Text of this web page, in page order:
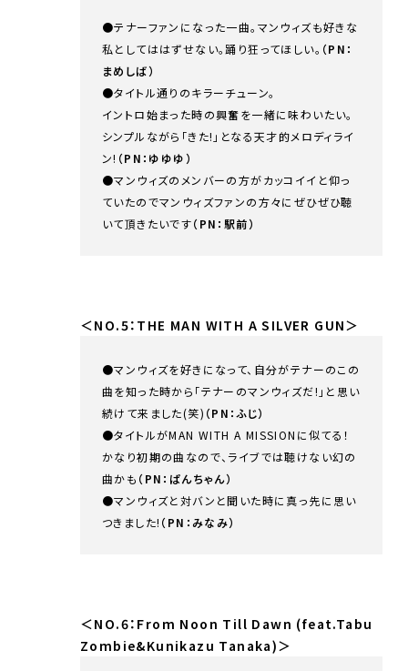
●テナーファンになった一曲。マンウィズも好きな
私としてははずせない。踊り狂ってほしい。 （PN：
まめしば）
●タイトル通りのキラーチューン。
イントロ始まった時の興奮を一緒に味わいたい。
シンプルながら「きた!」となる天才的メロディライ
ン! （PN：ゆゆゆ）
●マンウィズのメンバーの方がカッコイイと仰っ
ていたのでマンウィズファンの方々にぜひぜひ聴
いて頂きたいです（PN：駅前）
＜NO.5：THE MAN WITH A SILVER GUN＞
●マンウィズを好きになって、自分がテナーのこの
曲を知った時から「テナーのマンウィズだ!」と思い
続けて来ました(笑) （PN：ふじ）
●タイトルがMAN WITH A MISSIONに似てる！
かなり初期の曲なので、ライブでは聴けない幻の
曲かも （PN：ぱんちゃん）
●マンウィズと対バンと聞いた時に真っ先に思い
つきました! （PN：みなみ）
＜NO.6：From Noon Till Dawn (feat.Tabu
Zombie&Kunikazu Tanaka)＞